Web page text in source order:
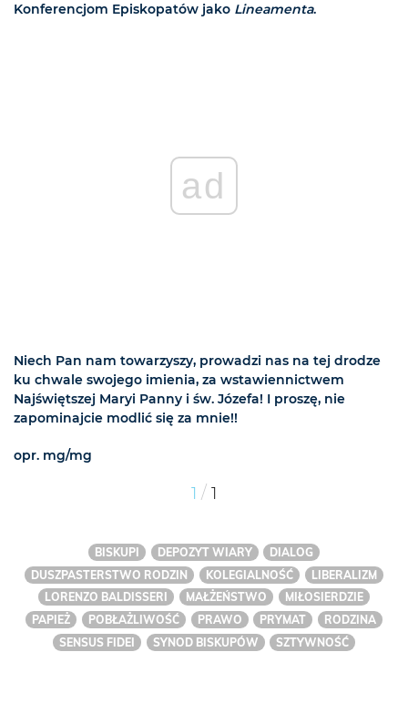
Konferencjom Episkopatów jako Lineamenta.
ad
Niech Pan nam towarzyszy, prowadzi nas na tej drodze
ku chwale swojego imienia, za wstawiennictwem
Najświętszej Maryi Panny i św. Józefa! I proszę, nie
zapominajcie modlić się za mnie!!
opr. mg/mg
1 / 1
BISKUPI DEPOZYT WIARY
DIALOG
DUSZPASTERSTWO RODZIN
KOLEGIALNOŚĆ
LIBERALIZM
LORENZO BALDISSERI
MAŁŻEŃSTWO
MIŁOSIERDZIE
PAPIEŻ
POBŁAŻLIWOŚĆ PRAWO PRYMAT
RODZINA
SENSUS FIDEI
SYNOD BISKUPÓW SZTYWNOŚĆ